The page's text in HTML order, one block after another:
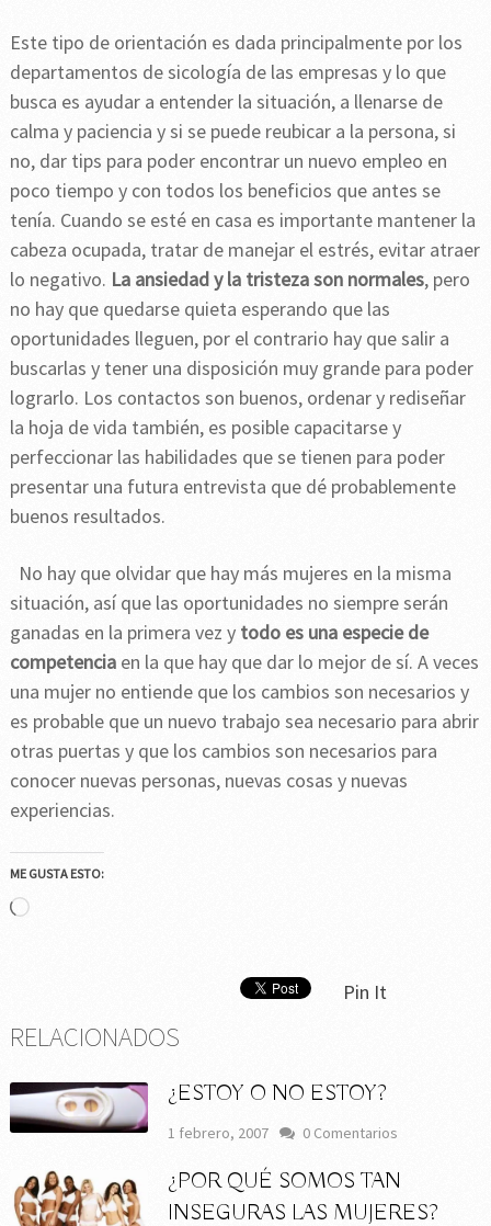
Este tipo de orientación es dada principalmente por los
departamentos de sicología de las empresas y lo que
busca es ayudar a entender la situación, a llenarse de
calma y paciencia y si se puede reubicar a la persona, si
no, dar tips para poder encontrar un nuevo empleo en
poco tiempo y con todos los beneficios que antes se
tenía. Cuando se esté en casa es importante mantener la
cabeza ocupada, tratar de manejar el estrés, evitar atraer
lo negativo. La ansiedad y la tristeza son normales, pero
no hay que quedarse quieta esperando que las
oportunidades lleguen, por el contrario hay que salir a
buscarlas y tener una disposición muy grande para poder
lograrlo. Los contactos son buenos, ordenar y rediseñar
la hoja de vida también, es posible capacitarse y
perfeccionar las habilidades que se tienen para poder
presentar una futura entrevista que dé probablemente
buenos resultados.
No hay que olvidar que hay más mujeres en la misma
situación, así que las oportunidades no siempre serán
ganadas en la primera vez y todo es una especie de
competencia en la que hay que dar lo mejor de sí. A veces
una mujer no entiende que los cambios son necesarios y
es probable que un nuevo trabajo sea necesario para abrir
otras puertas y que los cambios son necesarios para
conocer nuevas personas, nuevas cosas y nuevas
experiencias.
ME GUSTA ESTO:
Cargando...
Pin It
RELACIONADOS
¿ESTOY O NO ESTOY?
1 febrero, 2007 0 Comentarios
¿POR QUÉ SOMOS TAN
INSEGURAS LAS MUJERES?